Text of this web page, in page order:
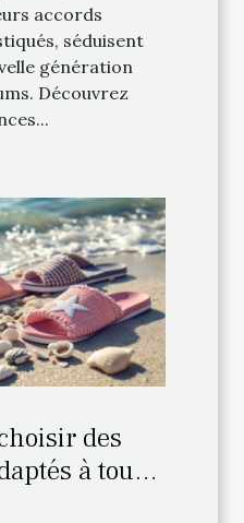
accords
séduisent
génération
Découvrez
des
à tous
?